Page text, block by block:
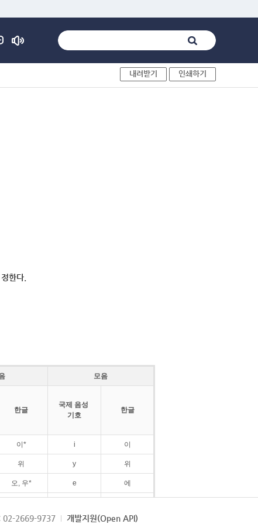
내려받기 인쇄하기
한다.
모음
한글
국제 음성
기호
한글
이* i 이
위 y 위
오, 우* e 에
ɛ 에
02-2669-9737 개발지원(Open API)